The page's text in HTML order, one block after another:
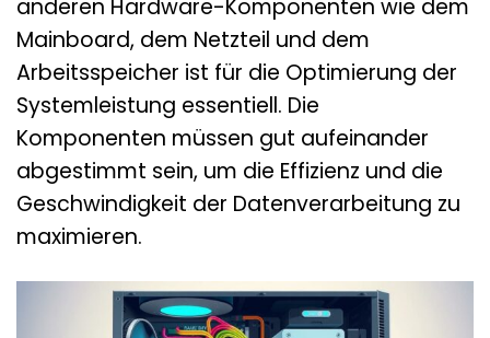
anderen Hardware-Komponenten wie dem
Mainboard, dem Netzteil und dem
Arbeitsspeicher ist für die Optimierung der
Systemleistung essentiell. Die
Komponenten müssen gut aufeinander
abgestimmt sein, um die Effizienz und die
Geschwindigkeit der Datenverarbeitung zu
maximieren.